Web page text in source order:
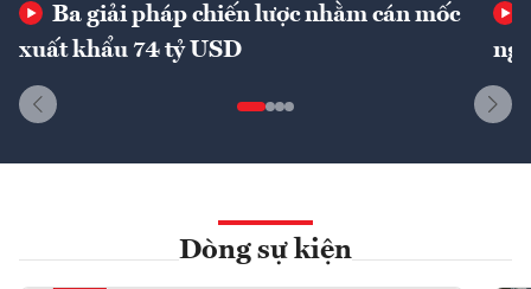
Ba giải pháp chiến lược nhằm cán mốc
xuất khẩu 74 tỷ USD
Dòng sự kiện